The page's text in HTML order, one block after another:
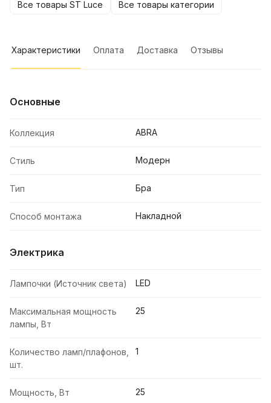
Все товары ST Luce Все товары категории
Характеристики Оплата Доставка Отзывы
Основные
Коллекция ABRA
Стиль Модерн
Тип Бра
Способ монтажа Накладной
Электрика
Лампочки (Источник света) LED
Максимальная мощность
лампы, Вт
25
Количество ламп/плафонов,
шт.
1
Мощность, Вт 25